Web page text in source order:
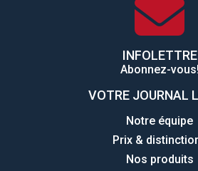
INFOLETTRE
Abonnez-vous!
VOTRE JOURNAL
Notre équipe
Prix &
Nos produits